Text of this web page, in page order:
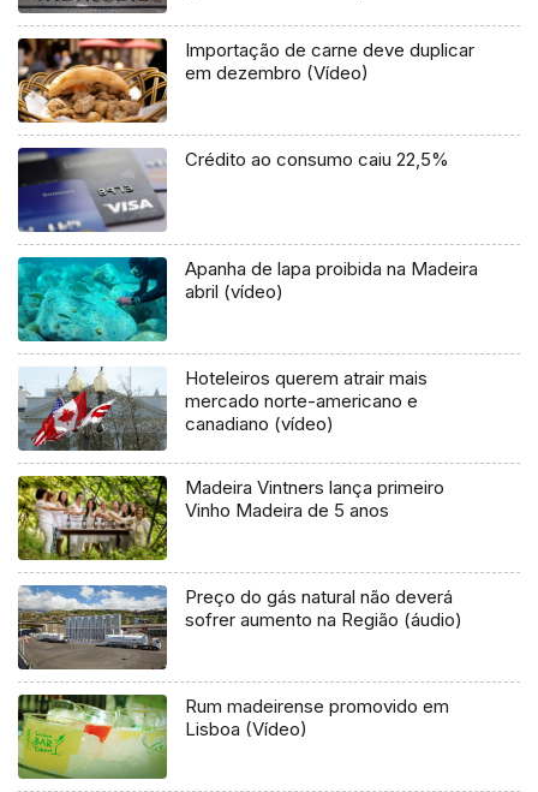
Importação de carne deve duplicar
em dezembro (Vídeo)
Crédito ao consumo caiu 22,5%
Apanha de lapa proibida na Madeira
abril (vídeo)
Hoteleiros querem atrair mais
mercado norte-americano e
canadiano (vídeo)
Madeira Vintners lança primeiro
Vinho Madeira de 5 anos
Preço do gás natural não deverá
sofrer aumento na Região (áudio)
Rum madeirense promovido em
Lisboa (Vídeo)